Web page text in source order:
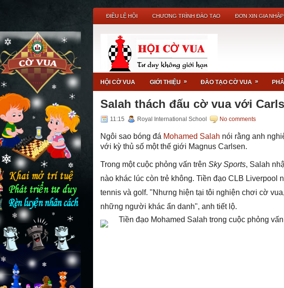
ĐIỀU LỆ HỘI CHƯƠNG TRÌNH ĐÀO TẠO ĐƠN XIN GIA
HỘI CỜ VUA GIỚI THIỆU » ĐÀO TẠO CỜ VUA »
Salah thách đấu cờ vua với
11:15 Royal International School No comments
Ngôi sao bóng đá Mohamed Salah nói rằng anh
với kỳ thủ số một thế giới Magnus Carlsen.
Trong một cuộc phỏng vấn trên Sky Sports, Salah
nào khác lúc còn trẻ không. Tiền đạo CLB Liverpool
tennis và golf. "Nhưng hiện tại tôi nghiện chơi cờ
những người khác ẩn danh", anh tiết lộ.